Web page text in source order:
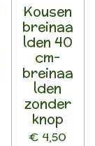
Kousen
breinaa
lden 40
cm-
breinaa
lden
zonder
knop
€ 4,50